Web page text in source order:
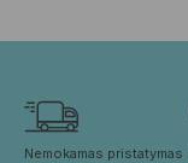
Nemokamas pristatymas